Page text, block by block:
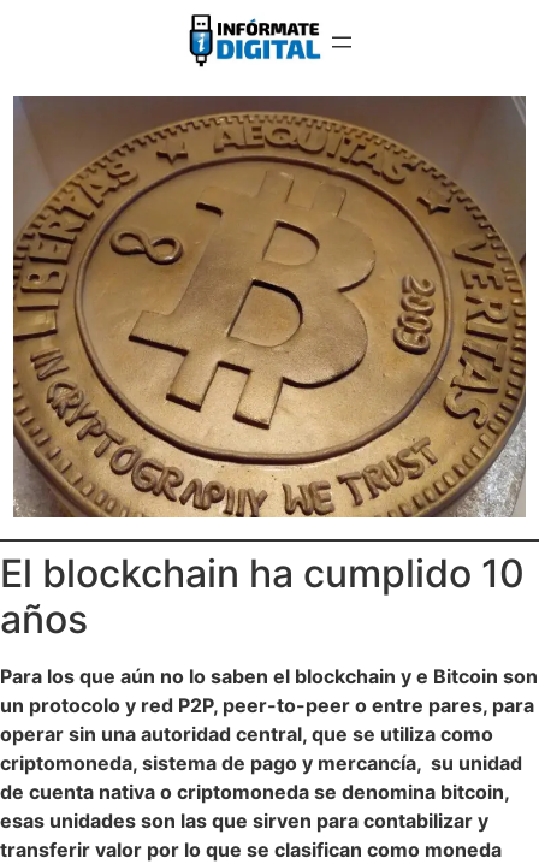
El blockchain ha cumplido 10
años
Para los que aún no lo saben el blockchain y e Bitcoin son
un protocolo y red P2P, peer-to-peer o entre pares, para
operar sin una autoridad central, que se utiliza como
criptomoneda, sistema de pago​ y mercancía, ​ su unidad
de cuenta nativa o criptomoneda se denomina bitcoin,
esas unidades son las que sirven para contabilizar y
transferir valor por lo que se clasifican como moneda